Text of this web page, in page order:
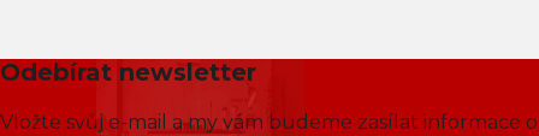
Odebírat newsletter
Vložte svůj e-mail a my vám budeme zasílat informace o